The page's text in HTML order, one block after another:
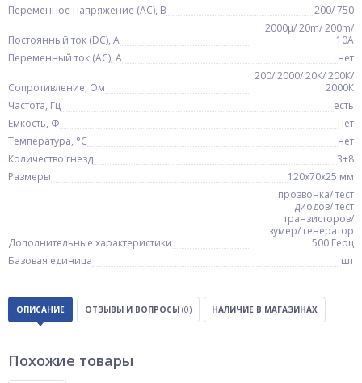
Переменное напряжение (АC), В
200/ 750
Постоянный ток (DC), А
2000μ/ 20m/ 200m/
10A
Переменный ток (АC), А
нет
Сопротивление, Ом
200/ 2000/ 20К/ 200К/
2000К
Частота, Гц
есть
Емкость, Ф
нет
Температура, °C
нет
Количество гнезд
3+8
Размеры
120x70x25 мм
Дополнительные характеристики
прозвонка/ тест
диодов/ тест
транзисторов/
зумер/ генератор
500 Герц
Базовая единица
шт
ОПИСАНИЕ ОТЗЫВЫ И ВОПРОСЫ (0) НАЛИЧИЕ В МАГАЗИНАХ
Похожие товары